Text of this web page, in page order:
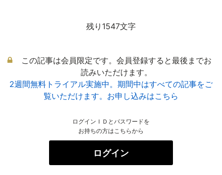
残り1547文字
この記事は会員限定です。会員登録すると最後までお
読みいただけます。
2週間無料トライアル実施中。期間中はすべての記事をご
覧いただけます。お申し込みはこちら
ログインＩＤとパスワードを
お持ちの方はこちらから
ログイン